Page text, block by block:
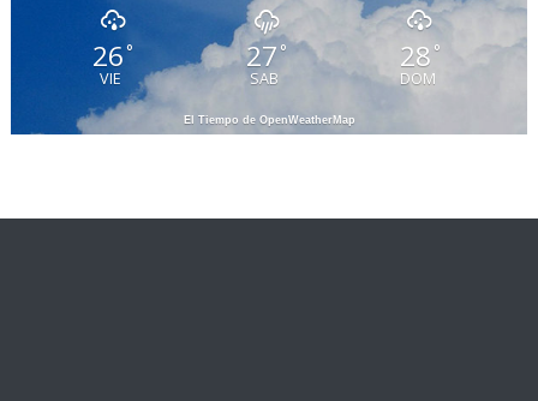
26°
VIE
27 °
SAB
28 °
DOM
El Tiempo de OpenWeatherMap